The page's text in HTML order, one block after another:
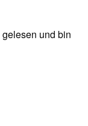
gelesen und bin